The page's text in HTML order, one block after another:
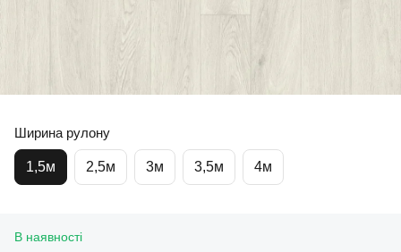
Ширина рулону
1,5м 2,5м 3м 3,5м 4м
В наявності